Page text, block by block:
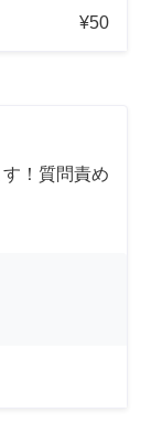
¥50
！質問責め